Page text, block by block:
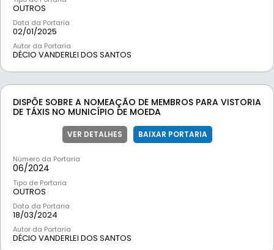
OUTROS
Data da Portaria
02/01/2025
Autor da Portaria
DÉCIO VANDERLEI DOS SANTOS
DISPÕE SOBRE A NOMEAÇÃO DE MEMBROS PARA VISTORIA
DE TÁXIS NO MUNICÍPIO DE MOEDA
VER DETALHES BAIXAR PORTARIA
Número da Portaria
06/2024
Tipo de Portaria
OUTROS
Data da Portaria
18/03/2024
Autor da Portaria
DÉCIO VANDERLEI DOS SANTOS